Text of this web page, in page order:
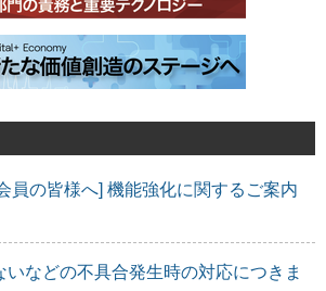
員の皆様へ] 機能強化に関するご案内
などの不具合発生時の対応につきま